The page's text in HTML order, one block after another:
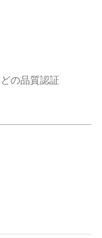
の品質認証